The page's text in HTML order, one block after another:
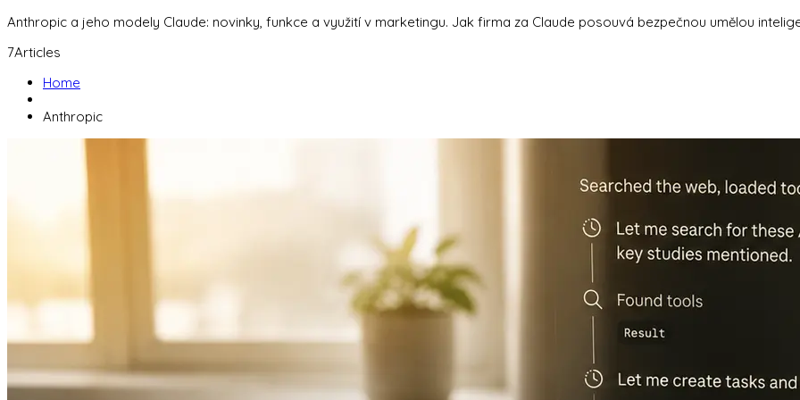
Anthropic a jeho modely Claude: novinky, funkce a využití v marketingu. Jak firma za Claude posouvá bezpečnou umělou
7Articles
Home
Anthropic